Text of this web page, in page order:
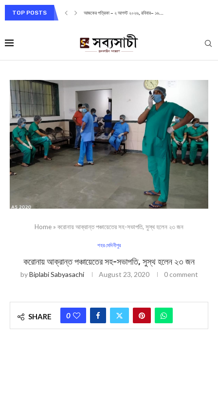
TOP POSTS আজকের পত্রিকা – ২ আগস্ট ২০২৬, রবিবার– ১৬...
Home » করোনায় আক্রান্ত পঞ্চায়েতের সহ-সভাপতি, সুস্থ হলেন ২৩ জন
শহর মেদিনীপুর
করোনায় আক্রান্ত পঞ্চায়েতের সহ-সভাপতি, সুস্থ হলেন ২৩ জন
byBiplabi Sabyasachi August 23, 2020 0 comment
SHARE 0